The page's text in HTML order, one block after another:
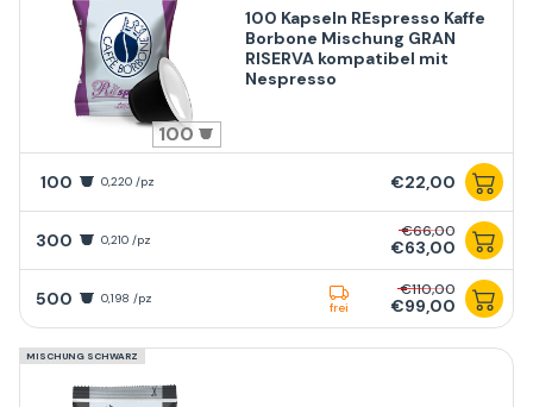
100
100 Kapseln REspresso Kaffe
Borbone Mischung GRAN
RISERVA kompatibel mit
Nespresso
100 0,220 /pz €22,00
300 0,210 /pz €66,00
€63,00
500 0,198 /pz
frei
€110,00
€99,00
MISCHUNG SCHWARZ